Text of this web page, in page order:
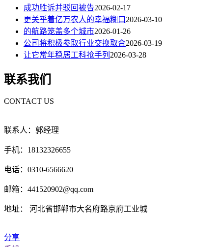
成功胜诉并驳回被告2026-02-17
更关乎着亿万农人的幸福糊口2026-03-10
的航路笼盖多个城市2026-01-26
公司将积极参取行业交换取合2026-03-19
让它常年稳居工科抢手列 2026-03-28
联系我们
CONTACT US
联系人：郭经理
手机：18132326655
电话：0310-6566620
邮箱：441520902@qq.com
地址： 河北省邯郸市大名府路京府工业城
分享